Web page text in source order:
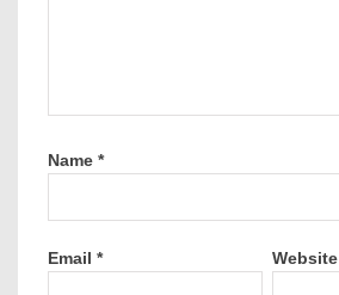
Name *
Email * Website